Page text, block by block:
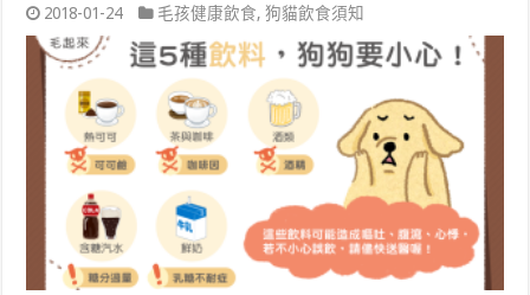
2018-01-24 毛孩健康飲食,狗貓飲食須知